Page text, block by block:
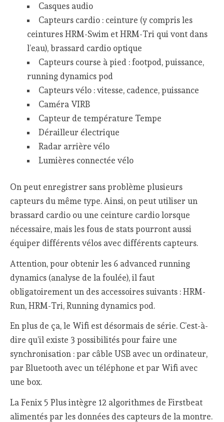
Casques audio
Capteurs cardio : ceinture (y compris les
ceintures HRM-Swim et HRM-Tri qui vont dans
l’eau), brassard cardio optique
Capteurs course à pied : footpod, puissance,
running dynamics pod
Capteurs vélo : vitesse, cadence, puissance
Caméra VIRB
Capteur de température Tempe
Dérailleur électrique
Radar arrière vélo
Lumières connectée vélo
On peut enregistrer sans problème plusieurs
capteurs du même type. Ainsi, on peut utiliser un
brassard cardio ou une ceinture cardio lorsque
nécessaire, mais les fous de stats pourront aussi
équiper différents vélos avec différents capteurs.
Attention, pour obtenir les 6 advanced running
dynamics (analyse de la foulée), il faut
obligatoirement un des accessoires suivants : HRM-
Run, HRM-Tri, Running dynamics pod.
En plus de ça, le Wifi est désormais de série. C’est-à-
dire qu’il existe 3 possibilités pour faire une
synchronisation : par câble USB avec un ordinateur,
par Bluetooth avec un téléphone et par Wifi avec
une box.
La Fenix 5 Plus intègre 12 algorithmes de Firstbeat
alimentés par les données des capteurs de la montre.